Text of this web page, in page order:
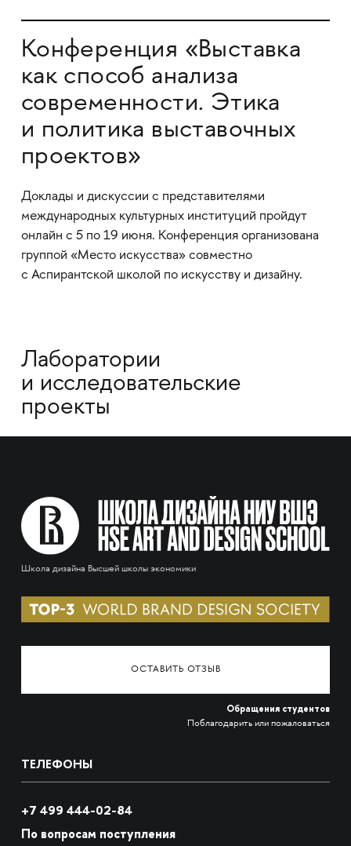
Конференция «Выставка
как способ анализа
современности. Этика
и политика выставочных
проектов»
Доклады и дискуссии с представителями
международных культурных институций пройдут
онлайн с 5 по 19 июня. Конференция организована
группой «Место искусства» совместно
с Аспирантской школой по искусству и дизайну.
Лаборатории
и исследовательские
проекты
Школа дизайна Высшей школы экономики
ОСТАВИТЬ ОТЗЫВ
Обращения студентов
Поблагодарить или пожаловаться
ТЕЛЕФОНЫ
+7 499 444-02-84
По вопросам поступления